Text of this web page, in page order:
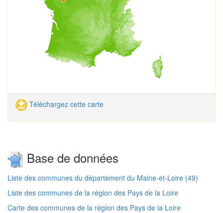
Téléchargez cette carte
Base de données
Liste des communes du département du Maine-et-Loire (49)
Liste des communes de la région des Pays de la Loire
Carte des communes de la région des Pays de la Loire